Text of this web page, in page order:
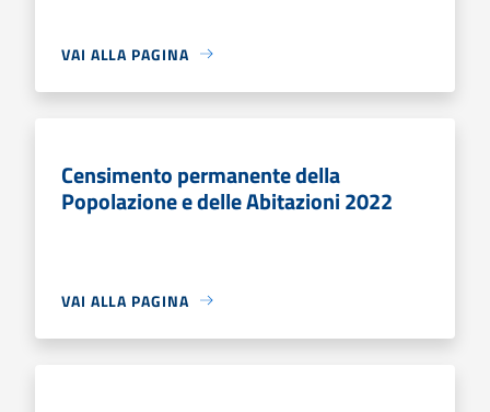
VAI ALLA PAGINA
Censimento permanente della
Popolazione e delle Abitazioni 2022
VAI ALLA PAGINA